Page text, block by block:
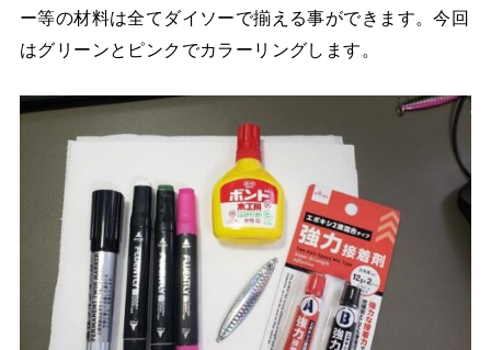
ー等の材料は全てダイソーで揃える事ができます。今回
はグリーンとピンクでカラーリングします。